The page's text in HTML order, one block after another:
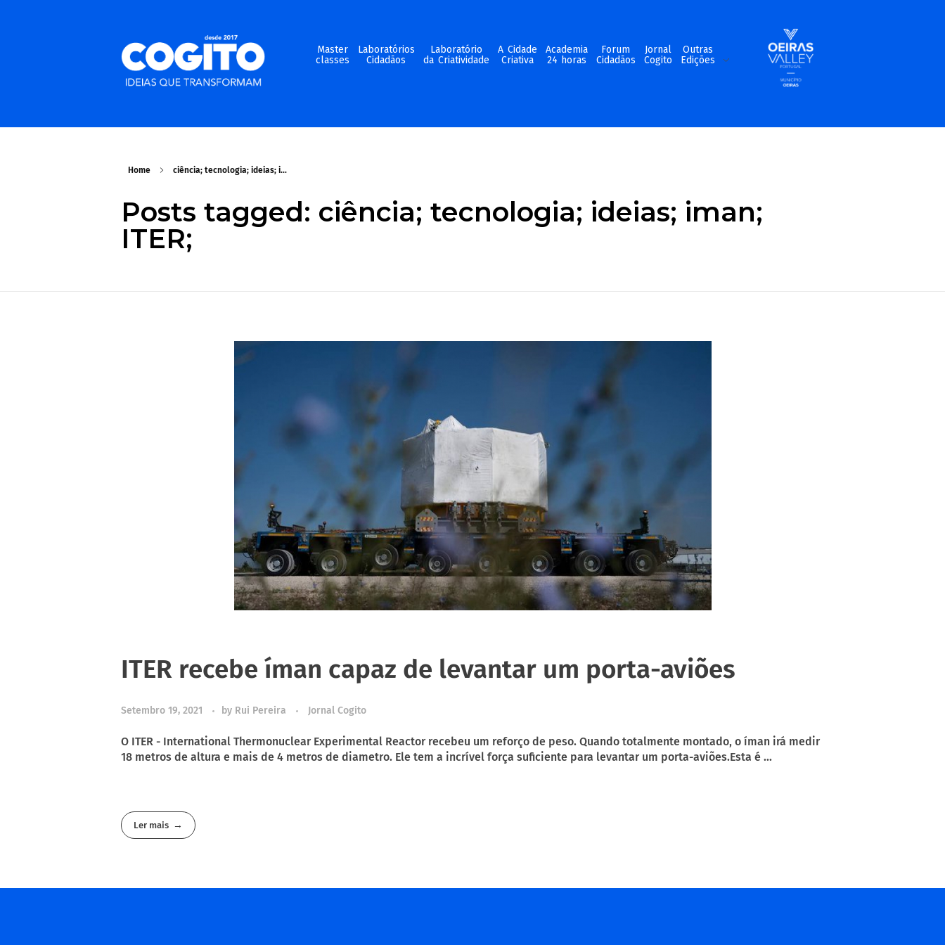
Master
classes
Laboratórios
Cidadãos
Laboratório
da Criatividade
A Cidade
Criativa
Academia
24 horas
Forum
Cidadãos
Jornal
Cogito
Outras
Edições
Home ciência; tecnologia; ideias; i...
Posts tagged: ciência; tecnologia; ideias; iman;
ITER;
ITER recebe íman capaz de levantar um porta-aviões
Setembro 19, 2021 by Rui Pereira Jornal Cogito
O ITER - International Thermonuclear Experimental Reactor recebeu um reforço de peso. Quando totalmente montado, o íman irá medir
18 metros de altura e mais de 4 metros de diametro. Ele tem a incrível força suficiente para levantar um porta-aviões.Esta é ...
Ler mais